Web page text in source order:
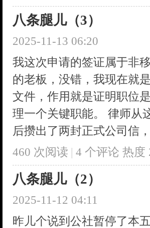
八条腿儿（3）
2025-11-13 06:20
我这次申请的签证属于非
的老板，没错，我现在就
文件，作用就是证明职位
理一个关键职能。 律师从
后攒出了两封正式公司信
460 次阅读 | 4 个评论 热度
八条腿儿（2）
2025-11-12 04:11
昨儿个说到公社暂停了本